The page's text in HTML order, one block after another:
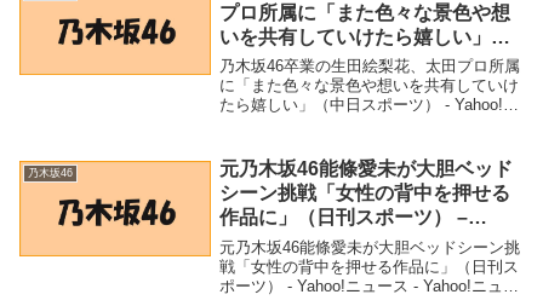
プロ所属に「また色々な景色や想
いを共有していけたら嬉しい」
（中日スポーツ） – Yahoo!ニュー
ス – Yahoo!ニュース
乃木坂46卒業の生田絵梨花、太田プロ所属
に「また色々な景色や想いを共有していけ
たら嬉しい」（中日スポーツ） - Yahoo!ニ
所属に「また色々な景色や...
乃木坂46
元乃木坂46能條愛未が大胆ベッド
シーン挑戦「女性の背中を押せる
作品に」（日刊スポーツ） –
Yahoo!ニュース – Yahoo!ニュー
ス
元乃木坂46能條愛未が大胆ベッドシーン挑
戦「女性の背中を押せる作品に」（日刊ス
ポーツ） - Yahoo!ニュース - Yahoo!ニュー